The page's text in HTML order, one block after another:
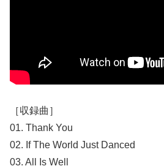
［収録曲］
01. Thank You
02. If The World Just Danced
03. All Is Well